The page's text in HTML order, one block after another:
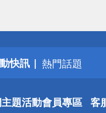
快訊
詐騙網頁！請
得獎公告
熱門話題
銀行優惠
詐騙網頁！請
主題活動會員專區 客